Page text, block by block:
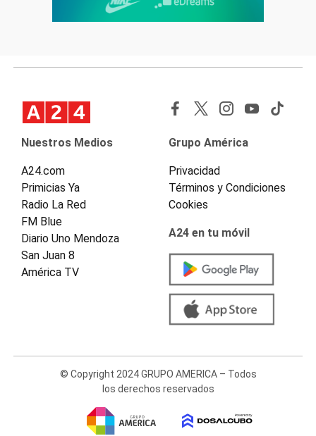
Nuestros Medios
A24.com
Primicias Ya
Radio La Red
FM Blue
Diario Uno Mendoza
San Juan 8
América TV
Grupo América
Privacidad
Términos y Condiciones
Cookies
A24 en tu móvil
© Copyright 2024 GRUPO AMERICA – Todos
los derechos reservados